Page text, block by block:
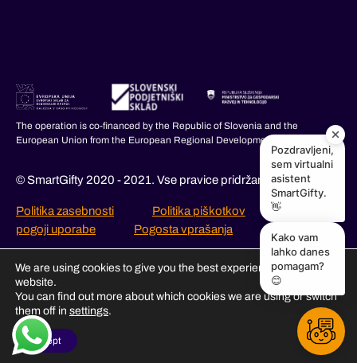
The operation is co-financed by the Republic of Slovenia and the
European Union from the European Regional Development Fund.
© SmartGifty 2020 - 2021. Vse pravice pridržane.
Politika zasebnosti Politika piškotkov
pogoji uporabe
Pogosta vprašanja
We are using cookies to give you the best experience on our
website.
You can find out more about which cookies we are using or switch
them off in settings.
Accept
Pozdravljeni,
sem virtualni
asistent
SmartGifty.
👋
Kako vam
lahko danes
pomagam?
😊